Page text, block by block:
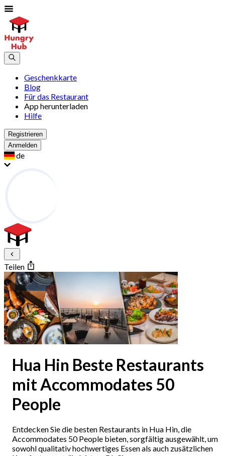
Geschenkkarte
Blog
Für das Restaurant
App herunterladen
Hilfe
Registrieren
Anmelden
de
Teilen
Hua Hin Beste Restaurants
mit Accommodates 50
People
Entdecken Sie die besten Restaurants in Hua Hin, die
Accommodates 50 People bieten, sorgfältig ausgewählt, um
sowohl qualitativ hochwertiges Essen als auch zusätzlichen